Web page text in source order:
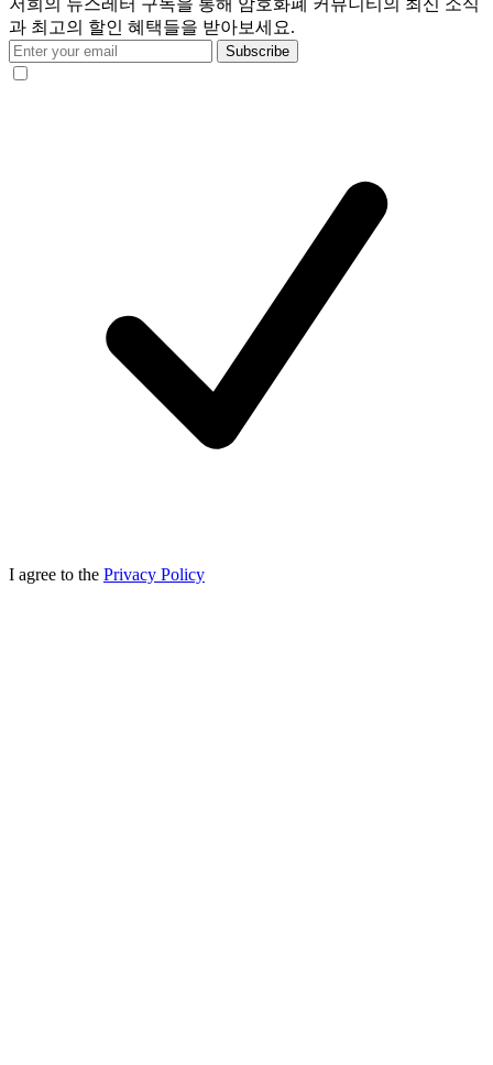
과 최고의 할인 혜택들을 받아보세요.
Subscribe
I agree to the Privacy Policy